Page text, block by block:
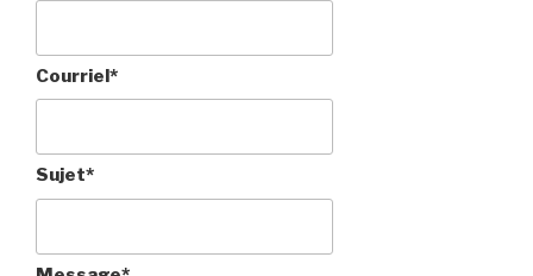
Courriel*
Sujet*